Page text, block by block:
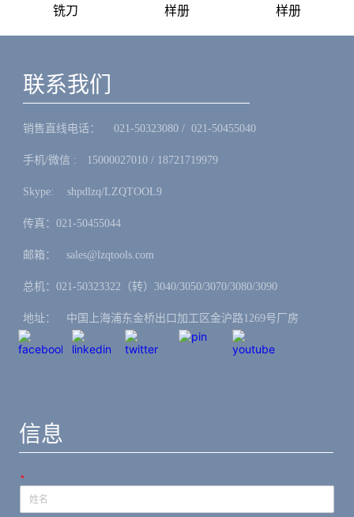
铣刀
样册
样册
联系我们
销售直线电话：ㅤ 021-50323080 / 021-50455040
手机/微信 :ㅤ15000027010 / 18721719979
Skype: ㅤshpdlzq/LZQTOOL9
传真：021-50455044
邮箱：ㅤsales@lzqtools.com
总机：021-50323322（转）3040/3050/3070/3080/3090
地址：ㅤ中国上海浦东金桥出口加工区金沪路1269号厂房
信息
*